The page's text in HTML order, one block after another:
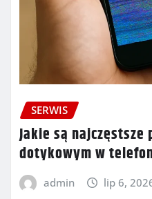
SERWIS
Jakie są
dotykowym w
admin lip 6,